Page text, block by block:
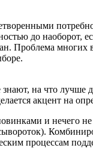
до наоборот,
Проблема многих
на что лучше
акцент на
и нечего
процессам